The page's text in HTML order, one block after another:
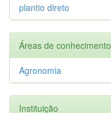
plantio direto
Áreas de conhecimento
Agronomia
Instituição